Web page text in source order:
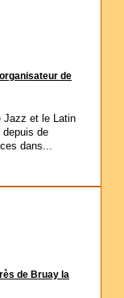
de
Jazz et le Latin
de
dans...
de Bruay la